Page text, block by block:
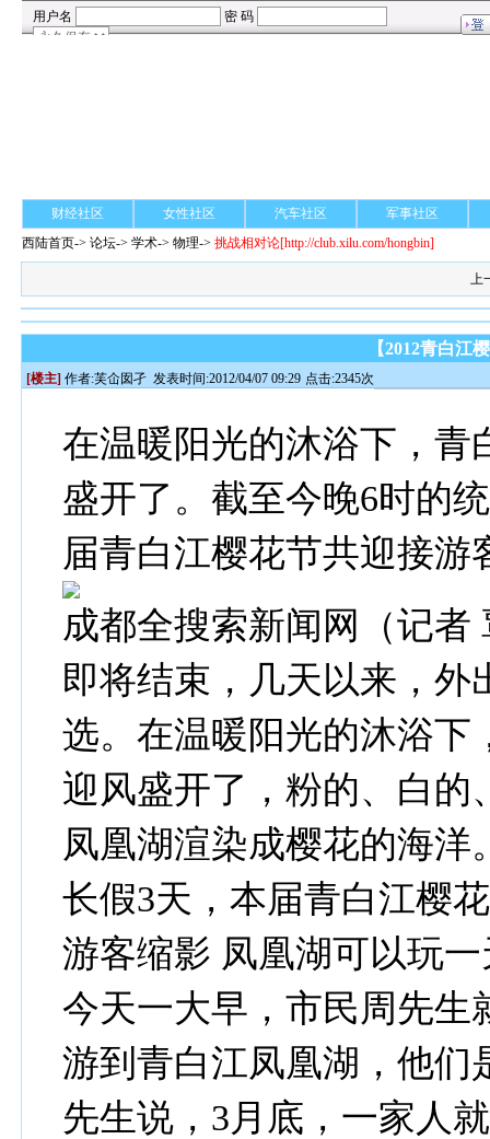
财经社区 女性社区 汽车社区
军事社区
西陆首页->论坛->学术-> 物理->挑战相对论[http://club.xilu.com/hongbin]
上
【2012青白江
[楼主] 作者:芙仚囡孑 发表时间:2012/04/07 09:29 点击:2345次
在温暖阳光的沐浴下，青
盛开了。截至今晚6时的
届青白江樱花节共迎接游
成都全搜索新闻网（记者
即将结束，几天以来，外
选。在温暖阳光的沐浴下
迎风盛开了，粉的、白的
凤凰湖渲染成樱花的海
长假3天，本届青白江樱
游客缩影 凤凰湖可以玩一
今天一大早，市民周先生
游到青白江凤凰湖，他们
先生说，3月底，一家人